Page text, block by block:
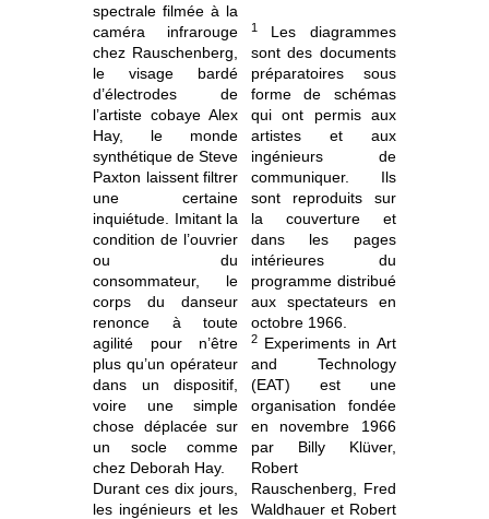
spectrale filmée à la
caméra infrarouge
chez Rauschenberg,
le visage bardé
d’électrodes de
l’artiste cobaye Alex
Hay, le monde
synthétique de Steve
Paxton laissent filtrer
une certaine
inquiétude. Imitant la
condition de l’ouvrier
ou du
consommateur, le
corps du danseur
renonce à toute
agilité pour n’être
plus qu’un opérateur
dans un dispositif,
voire une simple
chose déplacée sur
un socle comme
chez Deborah Hay.
Durant ces dix jours,
les ingénieurs et les
1
Les diagrammes
sont des documents
préparatoires sous
forme de schémas
qui ont permis aux
artistes et aux
ingénieurs de
communiquer. Ils
sont reproduits sur
la couverture et
dans les pages
intérieures du
programme distribué
aux spectateurs en
octobre 1966.
2Experiments in Art
and Technology
(EAT) est une
organisation fondée
en novembre 1966
par Billy Klüver,
Robert
Rauschenberg, Fred
Waldhauer et Robert